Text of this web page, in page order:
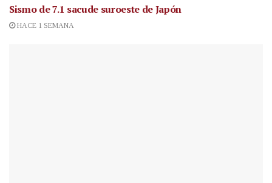
Sismo de 7.1 sacude suroeste de Japón
HACE 1 SEMANA